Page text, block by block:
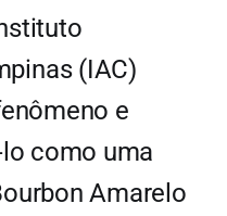
(IAC)
e
como uma
Amarelo